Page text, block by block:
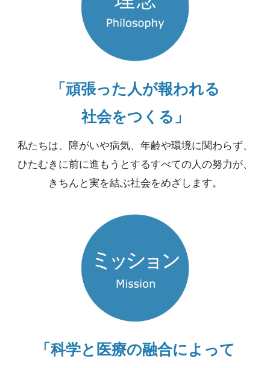
「頑張った人が報われる
社会をつくる」
私たちは、障がいや病気、年齢や環境に関わらず、
ひたむきに前に進もうとするすべての人の努力が、
きちんと実を結ぶ社会をめざします。
「科学と医療の融合によって